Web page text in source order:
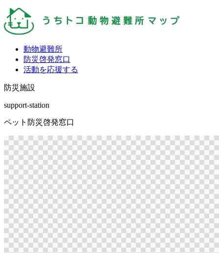
動物避難所
防災啓発窓口
活動を応援する
防災施設
support-station
ペット防災啓発窓口